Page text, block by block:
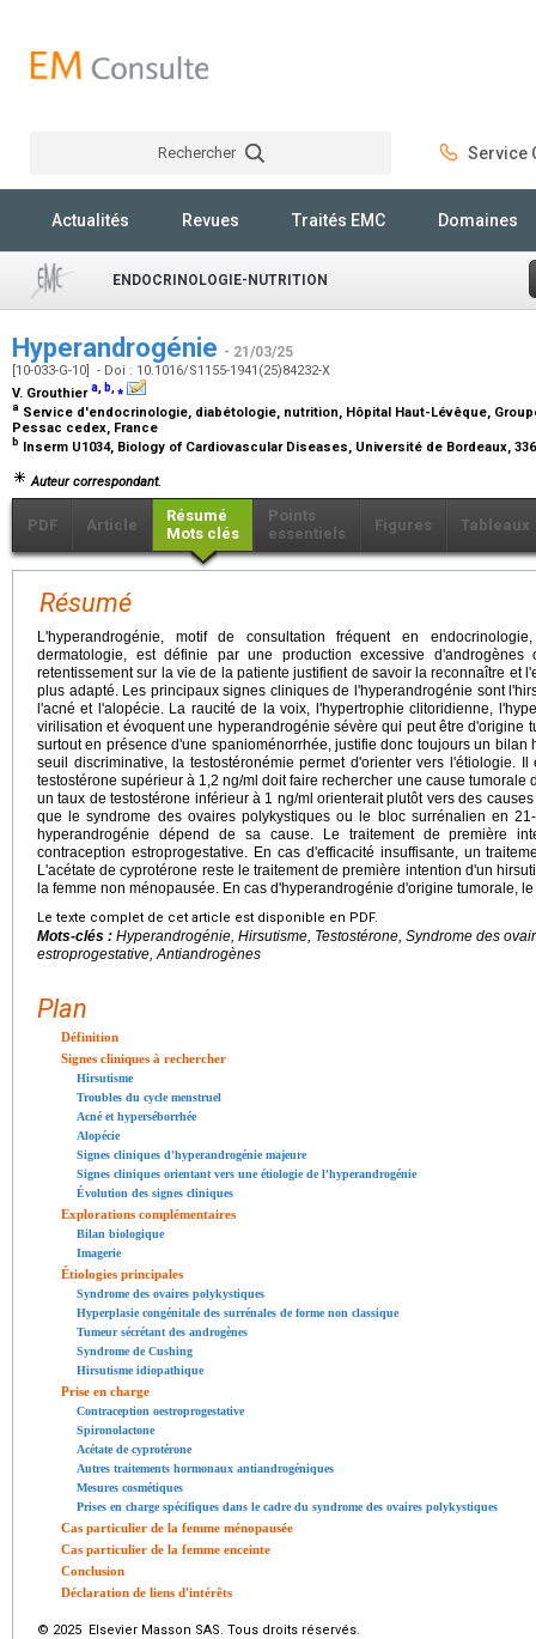
Rechercher Service
Actualités Revues Traités EMC Domaines
ENDOCRINOLOGIE-NUTRITION
Hyperandrogénie - 21/03/25
[10-033-G-10] - Doi : 10.1016/S1155-1941(25)84232-X
V. Grouthiera, b,⁎
a Service d'endocrinologie, diabétologie, nutrition, Hôpital Haut-Lévêque,
Pessac cedex, France
b Inserm U1034, Biology of Cardiovascular Diseases, Université de Bordeaux,
Auteur correspondant.
PDF Article
Résumé
Mots clés
Points
essentiels
Figures Tableaux
Résumé
L'hyperandrogénie, motif de consultation fréquent en
dermatologie, est définie par une production excessive
retentissement sur la vie de la patiente justifient de savoir la reconnaître et
plus adapté. Les principaux signes cliniques de l'hyperandrogénie sont
l'acné et l'alopécie. La raucité de la voix, l'hypertrophie clitoridienne,
virilisation et évoquent une hyperandrogénie sévère qui peut être d'origine
surtout en présence d'une spanioménorrhée, justifie donc toujours un
seuil discriminative, la testostéronémie permet d'orienter vers l'étiologie.
testostérone supérieur à 1,2 ng/ml doit faire rechercher une cause tumorale
un taux de testostérone inférieur à 1 ng/ml orienterait plutôt vers des
que le syndrome des ovaires polykystiques ou le bloc surrénalien en
hyperandrogénie dépend de sa cause. Le traitement de première
contraception estroprogestative. En cas d'efficacité insuffisante, un
L'acétate de cyprotérone reste le traitement de première intention d'un
la femme non ménopausée. En cas d'hyperandrogénie d'origine tumorale,
Le texte complet de cet article est disponible en PDF.
Mots-clés : Hyperandrogénie, Hirsutisme, Testostérone, Syndrome des
estroprogestative, Antiandrogènes
Plan
Définition
Signes cliniques à rechercher
Hirsutisme
Troubles du cycle menstruel
Acné et hyperséborrhée
Alopécie
Signes cliniques d'hyperandrogénie majeure
Signes cliniques orientant vers une étiologie de l'hyperandrogénie
Évolution des signes cliniques
Explorations complémentaires
Bilan biologique
Imagerie
Étiologies principales
Syndrome des ovaires polykystiques
Hyperplasie congénitale des surrénales de forme non classique
Tumeur sécrétant des androgènes
Syndrome de Cushing
Hirsutisme idiopathique
Prise en charge
Contraception oestroprogestative
Spironolactone
Acétate de cyprotérone
Autres traitements hormonaux antiandrogéniques
Mesures cosmétiques
Prises en charge spécifiques dans le cadre du syndrome des ovaires polykystiques
Cas particulier de la femme ménopausée
Cas particulier de la femme enceinte
Conclusion
Déclaration de liens d'intérêts
© 2025 Elsevier Masson SAS. Tous droits réservés.